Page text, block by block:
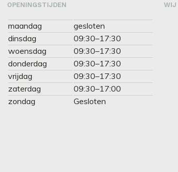
OPENINGSTIJDEN
maandag
gesloten
dinsdag
09:30–17:30
woensdag
09:30–17:30
donderdag
09:30–17:30
vrijdag
09:30–17:30
zaterdag
09:30–17:00
zondag
Gesloten
WIJ